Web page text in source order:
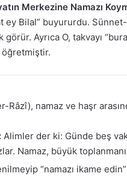
Merkezine Namazı
ey Bilal” buyururdu.
Ayrıca O, takvayı
öğretmiştir.
namaz ve haşr
Alimler der ki: Günde beş
Namaz, büyük
“namazı ikame